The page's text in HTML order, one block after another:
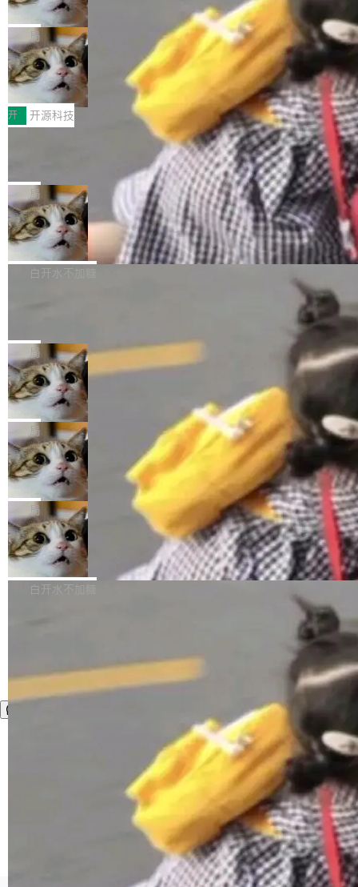
（<a href="https://bugzilla.mozilla.org/show_
bug.cgi?id=204...
orkers 跑了十年 Isolate。用 CEO Matthew Pri
nce 的话说：「我们一生都在用 Isolate 运行代
码，而 AI Agent 不需要容器，它们需要的是 Iso
late。」 容器为什么不合适 容器的问题在于启动
和销毁都太重了。一个 Agent 要执行的任务可能
只需要几毫秒的 CPU 时间，但容器从冷启动到
就绪要花数秒。如果未来有十...
诉讼，称“Apple is getting this wron
g”
上个月，苹果一纸诉状把 OpenAI 告上法庭，指
控其挖角苹果前员工并窃取商业秘密。苹果的诉
状把 OpenAI 描述成一个系统性地从前东家挖
人、套取机密信息的对手。 OpenAI 没发律师
函，也没选择庭外沉默。它在官网贴了一篇博
文，标题只有六个字：Apple is getting this wro
ng。 然后，它把邮件往来和 iMessage 聊天记
录全贴了出来。 他发错人了 苹果外部律师 Gabr
iel Gross 来自 Weil 律所，2 月 23 日下午 5:53
给 OpenAI 总法律顾问 Che Chang 发了封邮
件，附了一封长信，要求 OpenAI 配合调查前苹
果员工带走机密信...
局
HUAWEI MatePad Edge上架WorkBu
ddy鸿蒙PC版，说话就能干活的AI办公
搭子
全能AI工作台WorkBuddy鸿蒙PC版上架HUAWE
I MatePad Edge应用市场，直接下载即可使
用，与鸿蒙电脑上的体验一致。值得一提的是，
这是目前市面上唯一支持平板接入WorkBuddy P
C版的产品，搭载“人机双写”重磅功能——你写
你的，AI写AI的，同屏协作互不干扰。一句话让
AI帮你干活，现在开启全新体验！ 温馨提示：
体验WorkBuddy鸿蒙PC版前，请将 HUAWEI M
atePad Edge 升级至 HarmonyOS 6.1.0.135S
P9 patch03及以上版本。 *升级路径：设置 > 搜
开 开源科技
FFmpeg 9.0 发布：代号“Lei”，以此纪
全球知名开源多媒体框架 FFmpeg 今天正式发
布了 9.0 版本。这个版本除了带来新一代音视频
处理能力和硬件加速支持之外，还有一个特殊之
处：FFmpeg 9.0 的代号是“Lei”。 这个名字，
来自中国开发者雷霄骅（Lei Xiaohua）。 对于
很多中国音视频开发者而言，这个名字并不陌
“启蒙老师”。 而今年，恰好是雷霄骅离世十周
年。FFmpeg 社区最终选择用一个大版本的名
字，留下了这份纪念。 雷霄骅曾是中国传媒大学
数字电视技术方向的博士生，长期从事视频、音
频技...
局
亚马逊成本失控：AI 写代码烧掉 1215
万元，超预算 860%
外媒近日曝光了亚马逊的多份内部报告显示，AI
导致公司在多个项目上超支。《金融时报》报道
编写程序，目标是完成电商平台作者信息与商品
列表的数据匹配 —— 一项常规的数据处理任
务，最终却产生了 180 万美元的账单，实际支出
超出原定预算 860%。 更令人意外的是，该项目
最终并未成功落地，而高额算力消耗持续运行长
达 5 个月，公司直到财务对账时才察觉异常。这
意味着一个无人看管的 AI 程序，在近半年时间
里日夜不停地"烧钱"。 复盘显示，...
白开水不加糖
e CEO Clément Delangue 在 CNBC 的采访里
没有拐弯抹角。他说中国正在赢得 AI 竞赛，而
且按目前的速度，中国 AI 工具预计在今年底或
2027 年就能追上美国前沿实验室的水平。 Dela
ngue 把原因归结为一件事：开放协作。中国的
AI 开发者在一个共享和协作的生态里加速迭代，
而美国模型厂商在"闭门造车"。他的原话是 "buil
ding in silos"——各自为战，互不通气。 这个判
断从他嘴里说出来分量不同。Hugging Face 是
全球最大的开源 AI 平台，上面跑着上百万个模
型。谁在开源赛道上领先，...
局
当 AI agent 把源码变成了最好的扩展系
统，开发者工具必须开源
五年前，David Crawshaw 问过很多软件工程师
一个问题：你写过什么给自己用的程序？答案几
乎都是没有。工程师们整天用别人写的程序写程
序给别人用。偶尔有人自己写个博客系统、智能
家居控制、家庭实验室，都算稀奇事。 Crawsh
aw 是 Shelley 的作者，一个开源 AI coding age
nt。他最近在博客上写了一篇文章，核心论点很
简单：开发者工具必须开源。 理由不是传统的自
由软件情怀，而是一个跟 AI agent 直接相关的
技术判断。 两行 prompt 就能个性化任何软件 C
局
DeepSeek Harness 宣布内测邀请，全
网最大规模开源 Agent 路演现场诞生
一条内测招募帖，发出去的时候大概没人想到它
会变成一场开源 Agent 生态的路演。 8月1日，
DeepSeek Harness 团队负责人崔添翼（tiany
i）在 X 上发帖： 「如果你是 Agent Harness 相
关开源项目的开发者，希望参加 DeepSeek Har
ness 的内测，可以回复或私信联系我。请附上
Harness 负责把能力落到真实环境中——调用工
具、读写文件、管理上下文、处理错误、完成闭
环。崔添翼招人的标...
局
商汤 SenseNova U1.5-Lite-Preview
开源
商汤科技宣布面向社区开源轻量级统一多模态模
型的预览版本 SenseNova U1.5-Lite-Preview。
理解、推理、生成与编辑，还仅以 8B-MoT 的轻
量大小，将能力推进到4K、更精细的真实质感、
更复杂的视觉控制和可持续迭代编辑。 相比 U
1，U1.5-Lite-Preview 在以下方向上带来了显著
提升： 原生支持4K图像生成； 更精细的局部纹
理、细节与真实世界质感； 更准确的中英文文字
生成与复杂版式组织； 更稳定的图...
白开水不加糖